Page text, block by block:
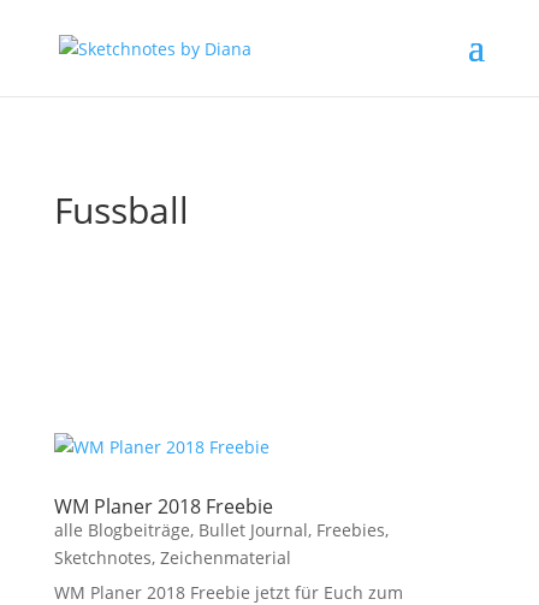
Fussball
WM Planer 2018 Freebie
alle Blogbeiträge, Bullet Journal, Freebies,
Sketchnotes, Zeichenmaterial
WM Planer 2018 Freebie jetzt für Euch zum